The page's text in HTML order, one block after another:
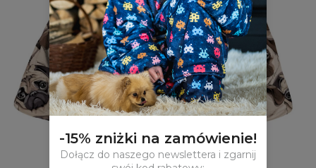
-15% zniżki na zamówienie!
Dołącz do naszego newslettera i zgarnij